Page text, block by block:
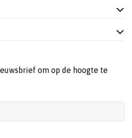
om op de hoogte te